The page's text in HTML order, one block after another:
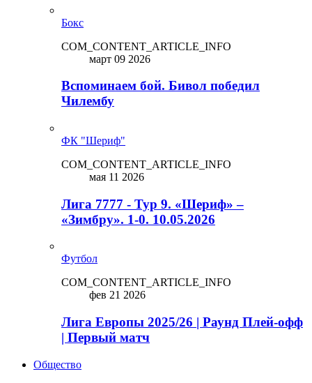
Бокс
COM_CONTENT_ARTICLE_INFO
март 09 2026
Вспоминаем бой. Бивол победил
Чилембу
ФК "Шериф"
COM_CONTENT_ARTICLE_INFO
мая 11 2026
Лига 7777 - Тур 9. «Шериф» –
«Зимбру». 1-0. 10.05.2026
Футбол
COM_CONTENT_ARTICLE_INFO
фев 21 2026
Лига Европы 2025/26 | Раунд Плей-офф
| Первый матч
Общество